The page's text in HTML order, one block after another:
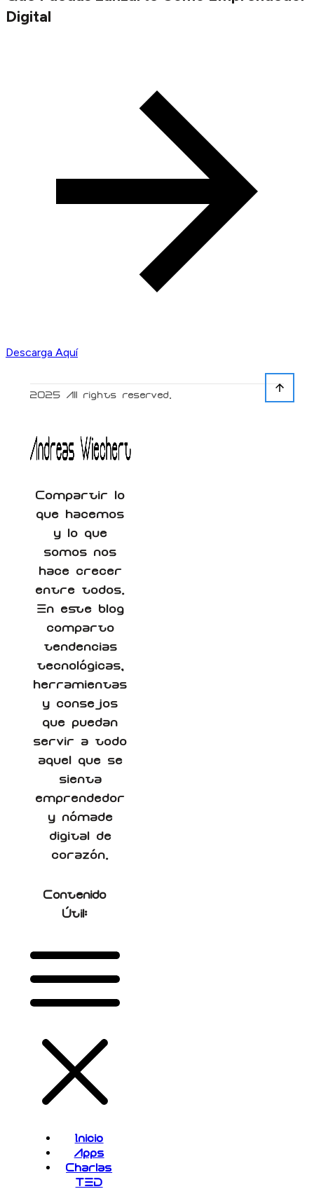
Digital
Descarga Aquí
Compartir lo
que hacemos
y lo que
somos nos
hace crecer
entre todos.
En este blog
comparto
tendencias
tecnológicas,
herramientas
y consejos
que puedan
servir a todo
aquel que se
sienta
emprendedor
y nómade
digital de
corazón.
Contenido
Útil:
Inicio
Apps
Charlas
TED
2025 All rights reserved.